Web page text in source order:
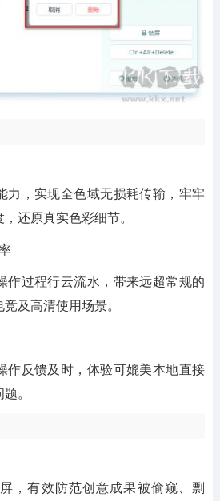
力，实现全色域无损耗传输，牢牢
还原真实色彩细节。
作过程行云流水，带来远超常规的
及高清使用场景。
作反馈及时，体验可媲美本地直接
。
，有效防范创意成果被偷窥、剽